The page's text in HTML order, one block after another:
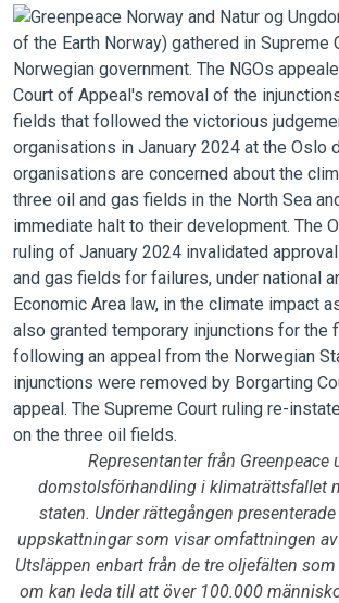
Representanter från Greenpeace
domstolsförhandling i klimaträttsfallet
staten. Under rättegången
uppskattningar som visar omfattningen
Utsläppen enbart från de tre oljefälten
om kan leda till att över 100.000